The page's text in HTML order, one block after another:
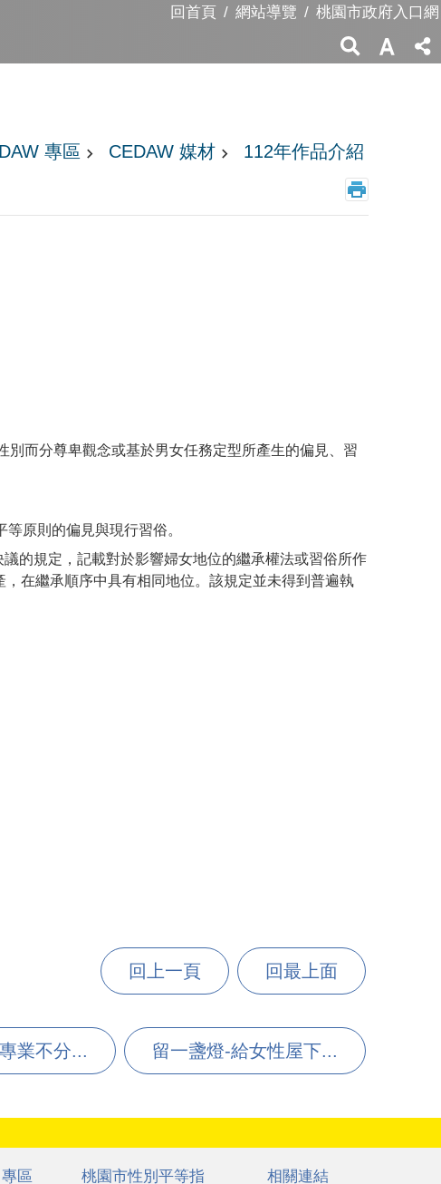
回首頁 網站導覽 桃園市政府入口網
專區 CEDAW 媒材 112年作品介紹
而分尊卑觀念或基於男女任務定型所產生的偏見、習
原則的偏見與現行習俗。
的規定，記載對於影響婦女地位的繼承權法或習俗所作
在繼承順序中具有相同地位。該規定並未得到普遍執
回上一頁 回最上面
業不分... 留一盞燈-給女性屋下...
區
桃園市性別平等指
相關連結